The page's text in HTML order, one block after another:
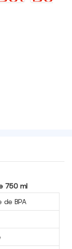
750 ml
de BPA